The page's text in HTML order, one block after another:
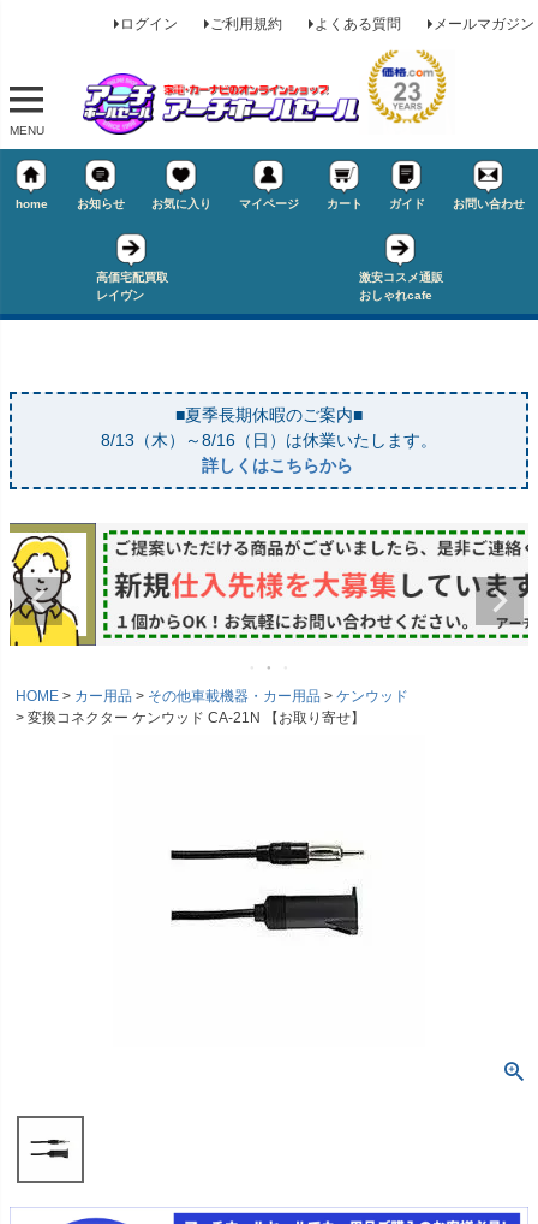
ログイン ご利用規約 よくある質問 メールマガジン
MENU
home お知らせ お気に入り マイページ カート ガイド お問い合わせ
高価宅配買取
レイヴン
激安コスメ通販
おしゃれcafe
■夏季長期休暇のご案内■
8/13（木）～8/16（日）は休業いたします。
詳しくはこちらから
HOME カー用品 その他車載機器・カー用品
ケンウッド
変換コネクター ケンウッド CA-21N 【お取り寄せ】